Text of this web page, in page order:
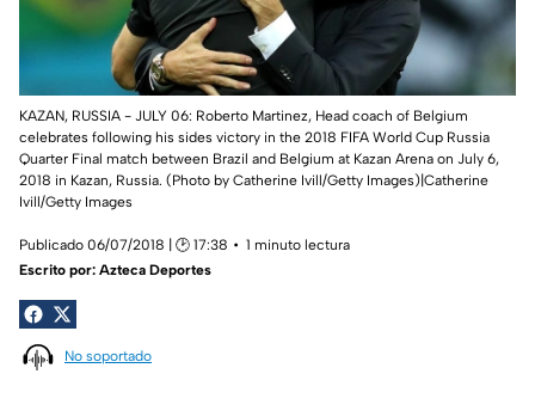
KAZAN, RUSSIA - JULY 06: Roberto Martinez, Head coach of Belgium
celebrates following his sides victory in the 2018 FIFA World Cup Russia
Quarter Final match between Brazil and Belgium at Kazan Arena on July 6,
2018 in Kazan, Russia. (Photo by Catherine Ivill/Getty Images)|Catherine
Ivill/Getty Images
Publicado 06/07/2018 | 🕑 17:38
1 minuto lectura
Escrito por: Azteca Deportes
No soportado